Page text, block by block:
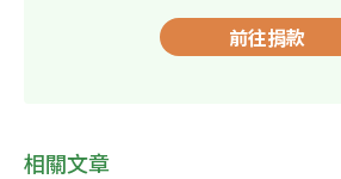
前往捐款
相關文章